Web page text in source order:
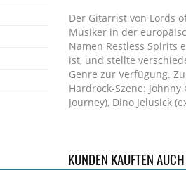
Der Gitarrist von Lords
Musiker in der
Namen Restless Spirits
ist, und stellte
Genre zur Verfügung.
Hardrock-Szene:
Journey), Dino Jelusick
KUNDEN KAUFTEN AUCH